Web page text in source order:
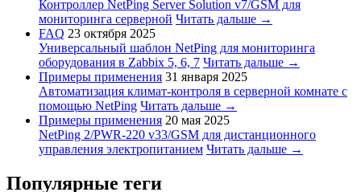
Контроллер NetPing Server Solution v7/GSM для
мониторинга серверной Читать дальше →
FAQ 23 октября 2025
Универсальный шаблон NetPing для мониторинга
оборудования в Zabbix 5, 6, 7 Читать дальше →
Примеры применения 31 января 2025
Автоматизация климат-контроля в серверной комнате с
помощью NetPing Читать дальше →
Примеры применения 20 мая 2025
NetPing 2/PWR-220 v33/GSM для дистанционного
управления электропитанием Читать дальше →
Популярные теги